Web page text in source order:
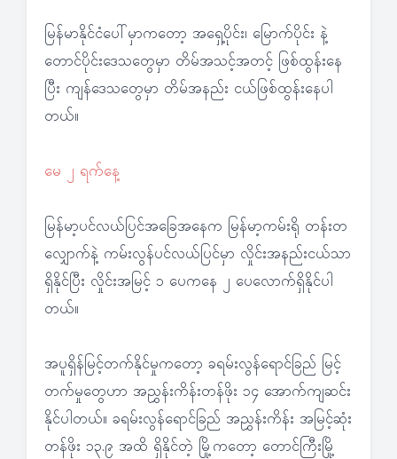
မြန်မာနိုင်ငံပေါ်မှာကတော့ အရှေ့ပိုင်း၊ မြောက်ပိုင်း နဲ့
တောင်ပိုင်းဒေသတွေမှာ တိမ်အသင့်အတင့် ဖြစ်ထွန်းနေ
ပြီး ကျန်ဒေသတွေမှာ တိမ်အနည်း ငယ်ဖြစ်ထွန်းနေပါ
တယ်။
မေ ၂ ရက်နေ့
မြန်မာ့ပင်လယ်ပြင်အခြေအနေက မြန်မာ့ကမ်းရို တန်းတ
လျှောက်နဲ့ ကမ်းလွန်ပင်လယ်ပြင်မှာ လှိုင်းအနည်းငယ်သာ
ရှိနိုင်ပြီး လှိုင်းအမြင့် ၁ ပေကနေ ၂ ပေလောက်ရှိနိုင်ပါ
တယ်။
အပူရှိန်မြင့်တက်နိုင်မှုကတော့ ခရမ်းလွန်ရောင်ခြည် မြင့်
တက်မှုတွေဟာ အညွှန်းကိန်းတန်ဖိုး ၁၄ အောက်ကျဆင်း
နိုင်ပါတယ်။ ခရမ်းလွန်ရောင်ခြည် အညွှန်းကိန်း အမြင့်ဆုံး
တန်ဖိုး ၁၃.၉ အထိ ရှိနိုင်တဲ့ မြို့ကတော့ တောင်ကြီးမြို့